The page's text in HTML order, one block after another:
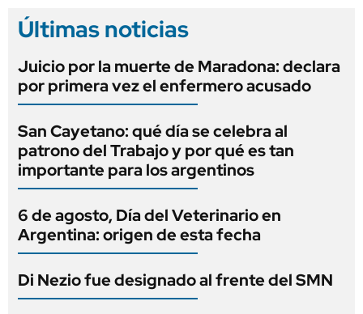
Últimas noticias
Juicio por la muerte de Maradona: declara
por primera vez el enfermero acusado
San Cayetano: qué día se celebra al
patrono del Trabajo y por qué es tan
importante para los argentinos
6 de agosto, Día del Veterinario en
Argentina: origen de esta fecha
Di Nezio fue designado al frente del SMN